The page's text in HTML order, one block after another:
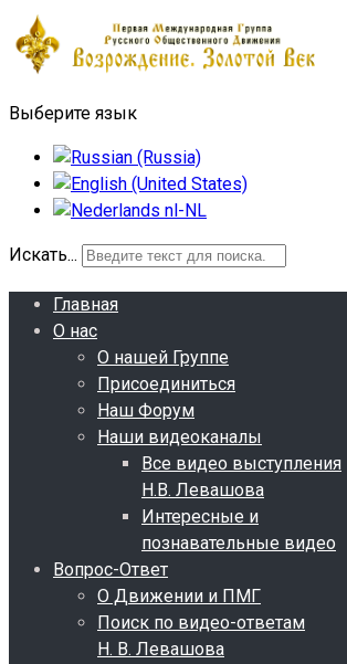
Выберите язык
Искать...
Главная
О нас
О нашей Группе
Присоединиться
Наш Форум
Наши видеоканалы
Все видео выступления
Н.В. Левашова
Интересные и
познавательные видео
Вопрос-Ответ
О Движении и ПМГ
Поиск по видео-ответам
Н. В. Левашова